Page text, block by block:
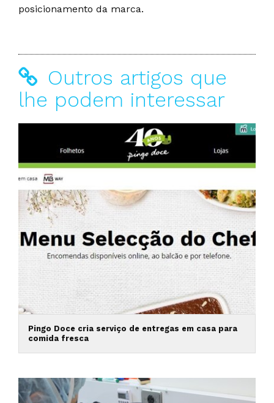
posicionamento da marca.
Outros artigos que
lhe podem interessar
Pingo Doce cria serviço de entregas em casa para
comida fresca